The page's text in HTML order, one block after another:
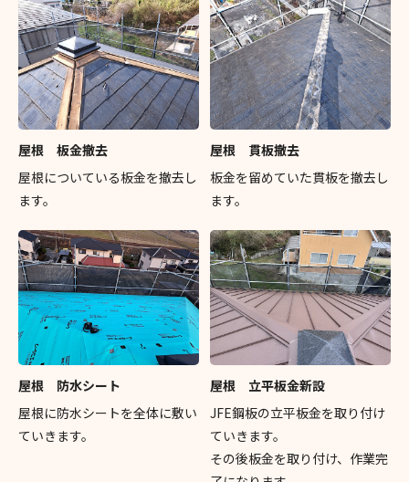
屋根 板金撤去
屋根についている板金を撤去し
ます。
屋根 貫板撤去
板金を留めていた貫板を撤去し
ます。
屋根 防水シート
屋根に防水シートを全体に敷い
ていきます。
屋根 立平板金新設
JFE鋼板の立平板金を取り付け
ていきます。
その後板金を取り付け、作業完